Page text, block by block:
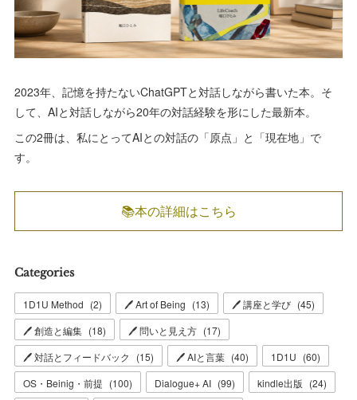
2023年、記憶を持たないChatGPTと対話しながら書いた本。そ
して、AIと対話しながら20年の対話経験を形にした最新本。
この2冊は、私にとってAIとの対話の「原点」と「現在地」で
す。
📚本の詳細はこちら
Categories
1D1U Method (2) 🖊 Art of Being (13) 🖊 講座と学び (45)
🖊 創造と編集 (18) 🖊 問いと見え方 (17)
🖊 対話とフィードバック
(15) 🖊 AIと言葉 (40) 1D1U (60)
OS・Beinig・前提 (100) Dialogue+ AI (99) kindle出版 (24)